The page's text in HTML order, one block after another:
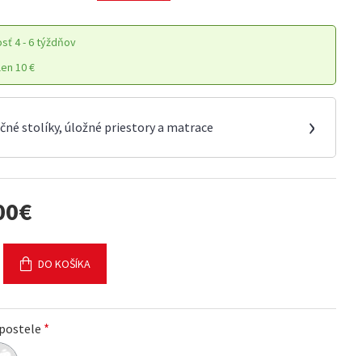
4 - 6 týždňov
10 €
stolíky, úložné priestory a matrace ›
DO KOŠÍKA